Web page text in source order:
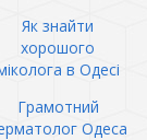
Як знайти
хорошого
в Одесі
Грамотний
Одеса